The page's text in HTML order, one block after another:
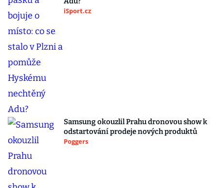
iSport.cz
Samsung okouzlil Prahu dronovou show k
odstartování prodeje nových produktů
Poggers